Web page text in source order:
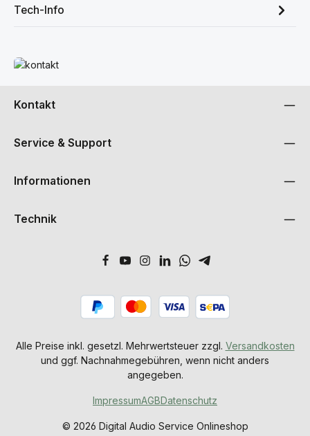
Tech-Info
Mehr erfahren
Kontakt
Service & Support
Informationen
Technik
Alle Preise inkl. gesetzl. Mehrwertsteuer zzgl. Versandkosten
und ggf. Nachnahmegebühren, wenn nicht anders
angegeben.
© 2026 Digital Audio Service Onlineshop
ImpressumAGBDatenschutz